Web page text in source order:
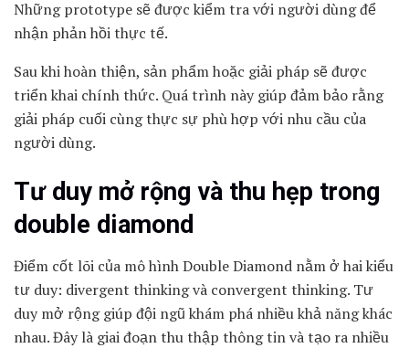
Những prototype sẽ được kiểm tra với người dùng để
nhận phản hồi thực tế.
Sau khi hoàn thiện, sản phẩm hoặc giải pháp sẽ được
triển khai chính thức. Quá trình này giúp đảm bảo rằng
giải pháp cuối cùng thực sự phù hợp với nhu cầu của
người dùng.
Tư duy mở rộng và thu hẹp trong
double diamond
Điểm cốt lõi của mô hình Double Diamond nằm ở hai kiểu
tư duy: divergent thinking và convergent thinking. Tư
duy mở rộng giúp đội ngũ khám phá nhiều khả năng khác
nhau. Đây là giai đoạn thu thập thông tin và tạo ra nhiều